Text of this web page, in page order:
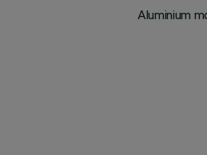
Aluminium